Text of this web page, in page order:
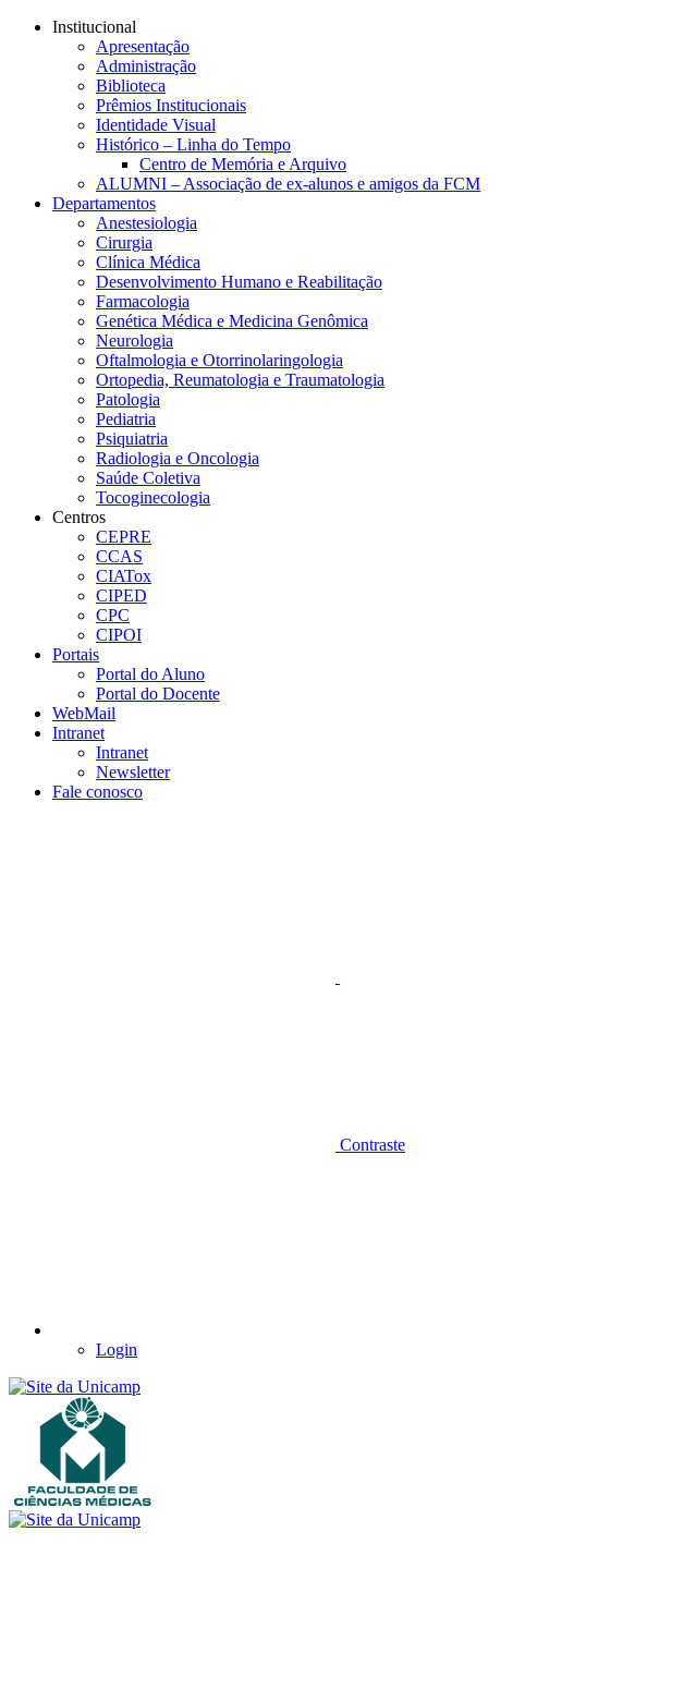
Conteúdo principal
Institucional
Apresentação
Administração
Biblioteca
Prêmios Institucionais
Identidade Visual
Histórico – Linha do Tempo
Centro de Memória e Arquivo
ALUMNI – Associação de ex-alunos e amigos da FCM
Departamentos
Anestesiologia
Cirurgia
Clínica Médica
Desenvolvimento Humano e Reabilitação
Farmacologia
Genética Médica e Medicina Genômica
Neurologia
Oftalmologia e Otorrinolaringologia
Ortopedia, Reumatologia e Traumatologia
Patologia
Pediatria
Psiquiatria
Radiologia e Oncologia
Saúde Coletiva
Tocoginecologia
Centros
CEPRE
CCAS
CIATox
CIPED
CPC
CIPOI
Portais
Portal do Aluno
Portal do Docente
WebMail
Intranet
Intranet
Newsletter
Fale conosco
Contraste
Login